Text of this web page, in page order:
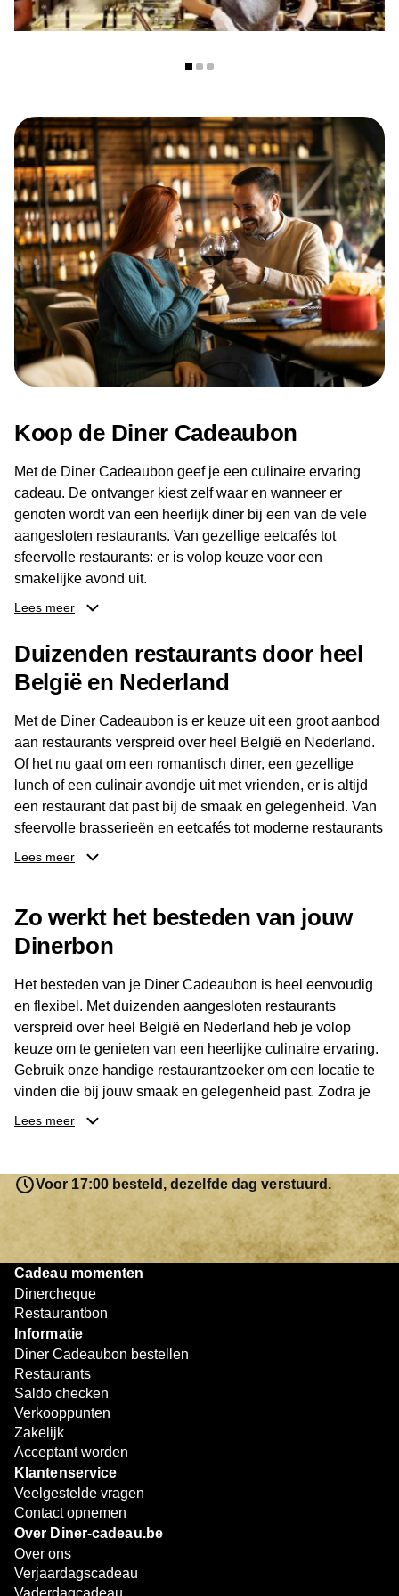
keuken beleef je hier een authentieke ramenervaring in
Je kunt bij Restaurant Ajisan Ramen ook genieten met je
Diner Cadeaubon. Het restaurant accepteert deze
cadeaubon, wat het een feestelijke en flexibele manier
maakt om iemand te verrassen of zelf een culinaire avond
te beleven.
Laat je verrassen door de authentieke smaken van
Japanse ramen en geniet van een warme culinaire
ervaring bij Restaurant Ajisan Ramen in Rotterdam.
Contactgegevens
Adres: Coolsingel 123, 3012 AG Rotterdam
E-mail:info@ajisanramen.nl
Openingstijden
Maandag: 12:00 – 20:30
Dinsdag: 12:00 – 20:30
Woensdag: 12:00 – 20:30
Donderdag: 12:00 – 20:30
Zaterdag: 12:00 – 21:30
Koop de Diner Cadeaubon
Met de Diner Cadeaubon geef je een culinaire ervaring
cadeau. De ontvanger kiest zelf waar en wanneer er
genoten wordt van een heerlijk diner bij een van de vele
aangesloten restaurants. Van gezellige eetcafés tot
sfeervolle restaurants: er is volop keuze voor een
smakelijke avond uit.
ontvanger eenvoudig een locatie kiezen die past bij de
smaak en gelegenheid. Zo geeft de Diner Cadeaubon niet
alleen een diner, maar ook een gezellig moment om
Lees meer
Duizenden restaurants door heel
België en Nederland
Met de Diner Cadeaubon is er keuze uit een groot aanbod
aan restaurants verspreid over heel België en Nederland.
Of het nu gaat om een romantisch diner, een gezellige
lunch of een culinair avondje uit met vrienden, er is altijd
een restaurant dat past bij de smaak en gelegenheid. Van
sfeervolle brasserieën en eetcafés tot moderne restaurants
en gastronomische locaties: er is voor ieder wat wils.
buurt, bijvoorbeeld in Brussel, Antwerpen, Gent of Brugge.
De ontvanger kiest zelf waar en wanneer er wordt genoten
van deze culinaire ervaring. Zo is de Diner Cadeaubon
niet alleen een diner, maar een bijzondere belevenis.
Lees meer
Zo werkt het besteden van jouw
Dinerbon
Het besteden van je Diner Cadeaubon is heel eenvoudig
en flexibel. Met duizenden aangesloten restaurants
verspreid over heel België en Nederland heb je volop
keuze om te genieten van een heerlijke culinaire ervaring.
Gebruik onze handige restaurantzoeker om een locatie te
vinden die bij jouw smaak en gelegenheid past. Zodra je
je keuze hebt gemaakt, kun je eenvoudig reserveren en na
resterende bedrag blijft gewoon op de bon staan en kan
later worden gebruikt. Zo geniet je keer op keer van
bijzondere eetmomenten.
Lees meer
Voor 17:00 besteld, dezelfde dag verstuurd.
Cadeau momenten
Dinercheque
Restaurantbon
Informatie
Diner Cadeaubon bestellen
Restaurants
Saldo checken
Verkooppunten
Zakelijk
Acceptant worden
Klantenservice
Veelgestelde vragen
Contact opnemen
Over Diner-cadeau.be
Over ons
Verjaardagscadeau